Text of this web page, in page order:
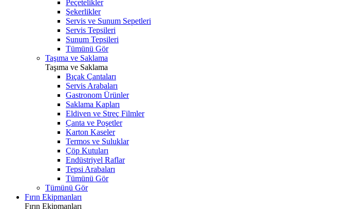
Peçetelikler
Şekerlikler
Servis ve Sunum Sepetleri
Servis Tepsileri
Sunum Tepsileri
Tümünü Gör
Taşıma ve Saklama
Taşıma ve Saklama
Bıçak Çantaları
Servis Arabaları
Gastronom Ürünler
Saklama Kapları
Eldiven ve Streç Filmler
Çanta ve Poşetler
Karton Kaseler
Termos ve Suluklar
Çöp Kutuları
Endüstriyel Raflar
Tepsi Arabaları
Tümünü Gör
Tümünü Gör
Fırın Ekipmanları
Fırın Ekipmanları